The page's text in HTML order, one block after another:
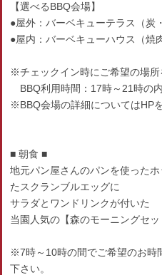
【選べるBBQ会場】
●屋外：バーベキューテラス（炭
●屋内：バーベキューハウス（焼
※チェックイン時にご希望の場所
BBQ利用時間：17時～21時の
※BBQ会場の詳細についてはHP
■ 朝食 ■
地元パン屋さんのパンを使った
たスクランブルエッグに
サラダとワンドリンクが付いた
当園人気の【森のモーニングセ
※7時～10時の間でご希望のお時
下さい。